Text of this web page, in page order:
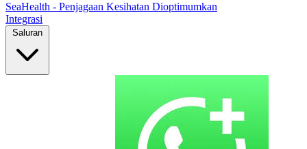
SeaHealth - Penjagaan Kesihatan Dioptimumkan
Integrasi
Saluran